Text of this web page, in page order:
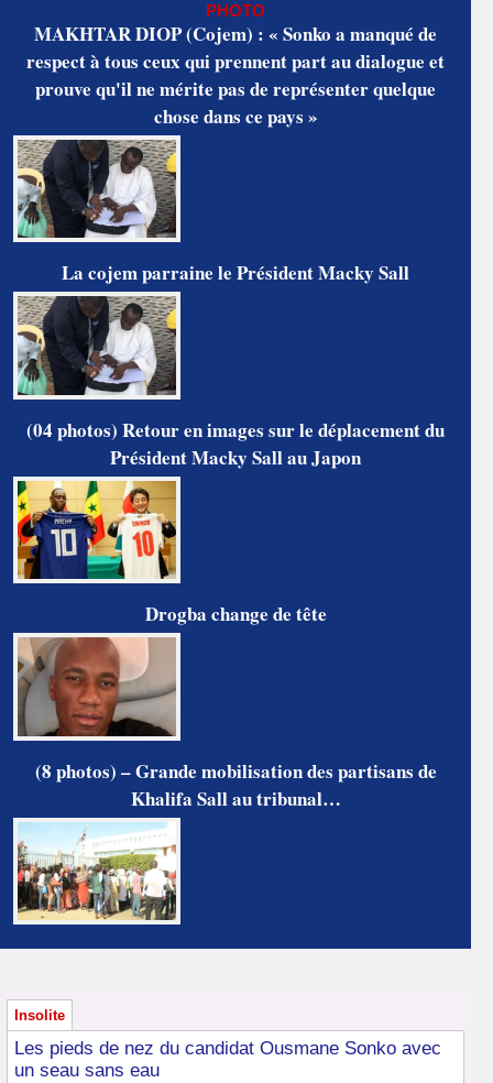
PHOTO
MAKHTAR DIOP (Cojem) : « Sonko a manqué de
respect à tous ceux qui prennent part au dialogue et
prouve qu'il ne mérite pas de représenter quelque
chose dans ce pays »
La cojem parraine le Président Macky Sall
(04 photos) Retour en images sur le déplacement du
Président Macky Sall au Japon
Drogba change de tête
(8 photos) – Grande mobilisation des partisans de
Khalifa Sall au tribunal…
Insolite
Les pieds de nez du candidat Ousmane Sonko avec
un seau sans eau